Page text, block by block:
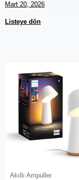
Mart 20, 2026
Listeye dön
Akıllı Ampuller